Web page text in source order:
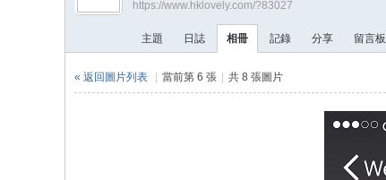
少
壇
https://www.hklovely.com/?83027
主題 日誌 相冊 記錄 分享 留言板
« 返回圖片列表 當前第 6 張 共 8 張圖片